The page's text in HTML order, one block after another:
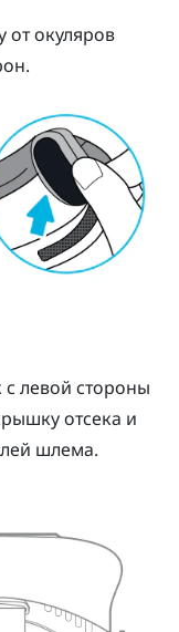
от окуляров
левой стороны
отсека и
шлема.